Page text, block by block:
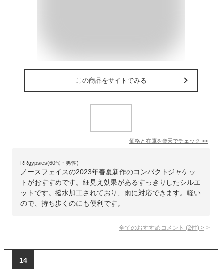
この商品をサイトでみる
価格と在庫を楽天でチェック >>
RRgypsies(60代・男性)
ノースフェイスの2023年春夏新作のコンパクトジャケッ
トがおすすめです。細見え効果があるすっきりしたシルエ
ットです。撥水加工されており、雨に対応できます。軽い
ので、持ち歩くのにも便利です。
全てのおすすめコメント (2件) >
14